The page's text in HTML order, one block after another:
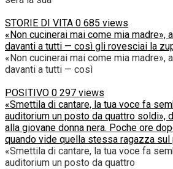
STORIE DI VITA 0 685 views
«Non cucinerai mai come mia madre»,
davanti a tutti — così gli rovesciai la
«Non cucinerai mai come mia madre»,
davanti a tutti — così
POSITIVO 0 297 views
«Smettila di cantare, la tua voce fa
auditorium un posto da quattro soldi»,
alla giovane donna nera. Poche ore
quando vide quella stessa ragazza sul
«Smettila di cantare, la tua voce fa
auditorium un posto da quattro